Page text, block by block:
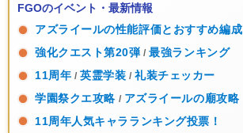
FGOのイベント・最新情報
アズライールの性能評価とおすすめ編成
強化クエスト第20弾 / 最強ランキング
11周年 / 英霊学装 / 礼装チェッカー
学園祭クエ攻略 / アズライールの廟攻略
11周年人気キャラランキング投票！